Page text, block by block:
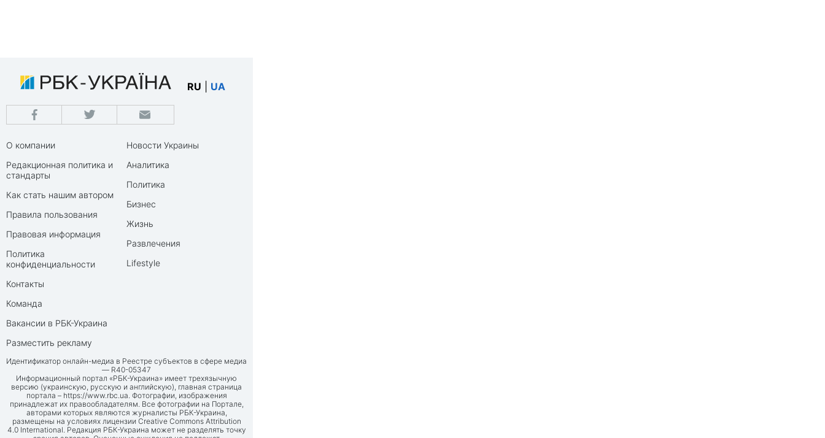
RU UA
О компании
Редакционная политика и
стандарты
Как стать нашим автором
Правила пользования
Правовая информация
Политика
конфиденциальности
Контакты
Команда
Вакансии в РБК-Украина
Разместить рекламу
Новости Украины
Аналитика
Политика
Бизнес
Жизнь
Развлечения
Lifestyle
Идентификатор онлайн-медиа в Реестре субъектов в сфере медиа
— R40-05347
Информационный портал «РБК-Украина» имеет трехязычную
версию (украинскую, русскую и английскую), главная страница
портала – https://www.rbc.ua. Фотографии, изображения
принадлежат их правообладателям. Все фотографии на Портале,
авторами которых являются журналисты РБК-Украина,
размещены на условиях лицензии Creative Commons Attribution
4.0 International. Редакция РБК-Украина может не разделять точку